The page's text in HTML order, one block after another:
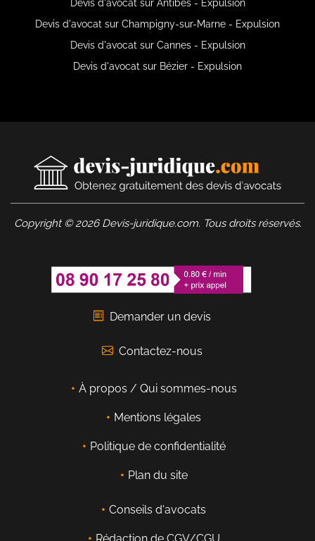
Devis d'avocat sur Antibes - Expulsion
Devis d'avocat sur Champigny-sur-Marne - Expulsion
Devis d'avocat sur Cannes - Expulsion
Devis d'avocat sur Bézier - Expulsion
Copyright © 2026 Devis-juridique.com. Tous droits réservés.
Demander un devis
Contactez-nous
À propos / Qui sommes-nous
Mentions légales
Politique de confidentialité
Plan du site
Conseils d'avocats